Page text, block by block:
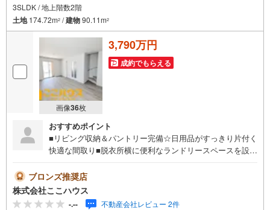
3SLDK / 地上階数2階
土地174.72m2 /建物90.11m2
画像36枚
3,790万円
成約でもらえる
おすすめポイント
■リビング収納＆パントリー完備☆日用品がすっきり片付く
快適な間取り■脱衣所横に便利なランドリースペースを設置
実現♪周辺環境や街並みは、現地で見てこそ実感できます♪
「週末に少し見てみたい」そんな軽い気持ちでも大丈夫で
す！ ぜひご連絡ください♪＝＝＝＝＝＝＝＝＝＝＝＝＝＝
ブロンズ推奨店
株式会社ここハウス
-.-- 不動産会社レビュー 2件